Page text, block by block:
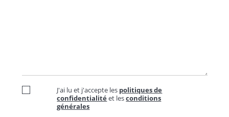
J'ai lu et j'accepte les politiques de
confidentialité et lesconditions
générales